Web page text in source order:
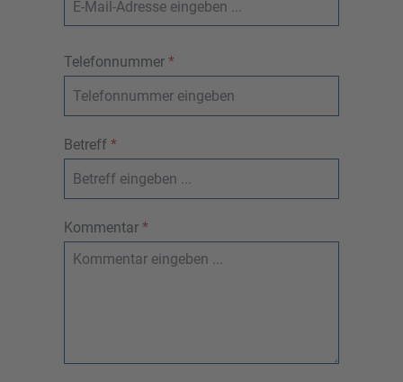
Telefonnummer *
Betreff *
Kommentar *